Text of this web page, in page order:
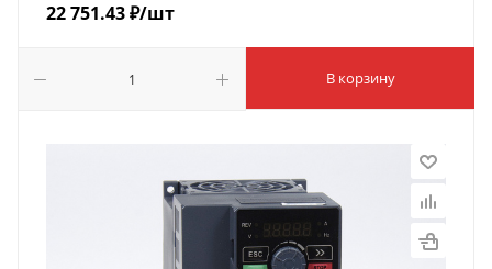
22 751.43₽/шт
В корзину